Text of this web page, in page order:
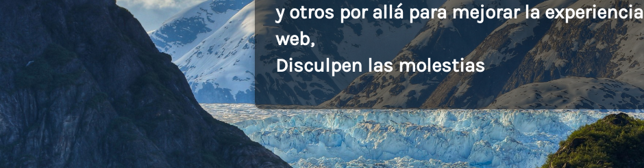
y otros por allá para mejorar la experiencia
web,
Disculpen las molestias